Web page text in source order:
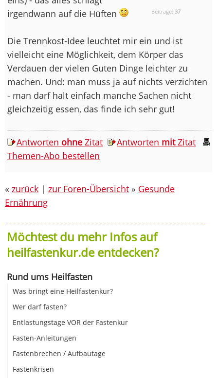
Beiträge:37
irgendwann auf die Hüften
Die Trennkost-Idee leuchtet mir ein und ist
vielleicht eine Möglichkeit, dem Körper das
Verdauen der vielen Guten Dinge leichter zu
machen. Und: man muss ja auf nichts verzichten
- man darf halt einfach manche Sachen nicht
gleichzeitig essen, das finde ich sehr gut!
Antworten ohne Zitat Antworten mitZitat
Themen-Abo bestellen
« zurück | zur Foren-Übersicht » Gesunde
Ernährung
Möchtest du mehr Infos auf
heilfastenkur.de entdecken?
Rund ums Heilfasten
Was bringt eine Heilfastenkur?
Wer darf fasten?
Entlastungstage VOR der Fastenkur
Fasten-Anleitungen
Fastenbrechen / Aufbautage
Fastenkrisen